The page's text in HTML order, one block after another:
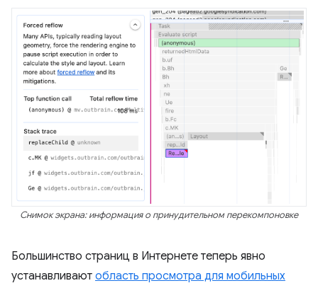
Снимок экрана: информация о принудительном перекомпоновке
Большинство страниц в Интернете теперь явно
устанавливают область просмотра для мобильных